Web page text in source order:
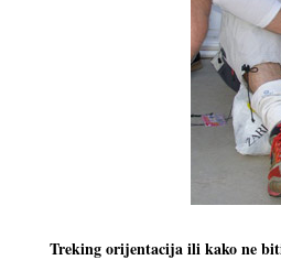
Treking orijentacija ili kako ne